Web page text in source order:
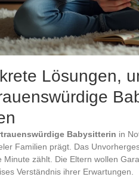
Lösungen,
Babysitterin in
Familien prägt. Das
Minute zählt. Die Eltern wollen
Verständnis ihrer Erwartungen.